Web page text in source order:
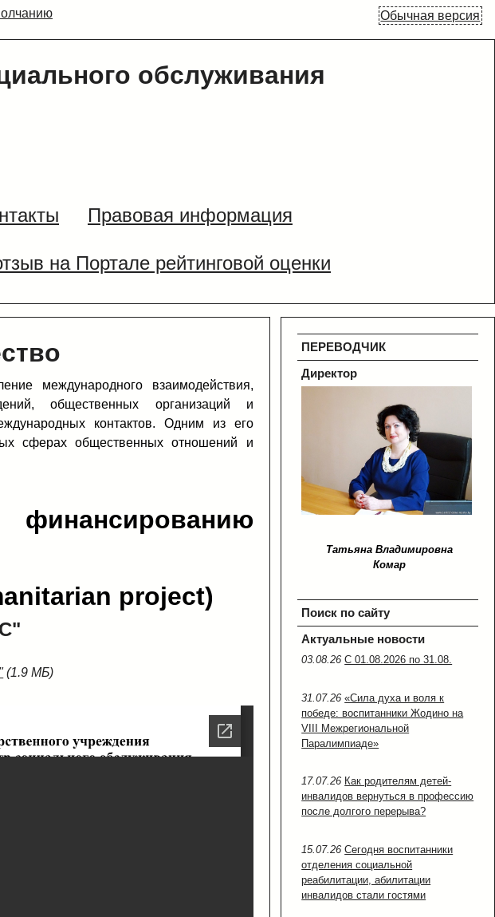
Обычная версия
обслуживания
Правовая информация
на Портале рейтинговой оценки
международного взаимодействия,
общественных организаций и
контактов. Одним из его
сферах общественных отношений и
project)
(1.9 МБ)
ПЕРЕВОДЧИК
Директор
Татьяна Владимировна
Комар
Поиск по сайту
Актуальные новости
03.08.26С 01.08.2026 по 31.08.
31.07.26«Сила духа и воля к
победе: воспитанники Жодино на
VIII Межрегиональной
Паралимпиаде»
17.07.26 Как родителям детей-
инвалидов вернуться в профессию
после долгого перерыва?
15.07.26Сегодня воспитанники
отделения социальной
реабилитации, абилитации
инвалидов стали гостями